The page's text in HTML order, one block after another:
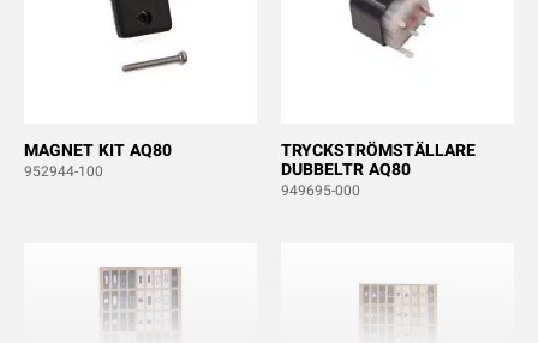
MAGNET KIT AQ80
952944-100
TRYCKSTRÖMSTÄLLARE
DUBBELTR AQ80
949695-000